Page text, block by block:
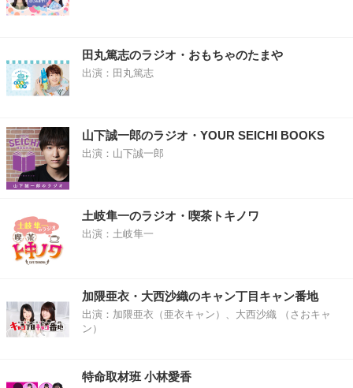
田丸篤志のラジオ・おもちゃのたまや
出演：田丸篤志
山下誠一郎のラジオ・YOUR SEICHI BOOKS
出演：山下誠一郎
土岐隼一のラジオ・喫茶トキノワ
出演：土岐隼一
加隈亜衣・大西沙織のキャン丁目キャン番地
出演：加隈亜衣（亜衣キャン）、大西沙織 （さおキャ
ン）
特命取材班 小林愛香